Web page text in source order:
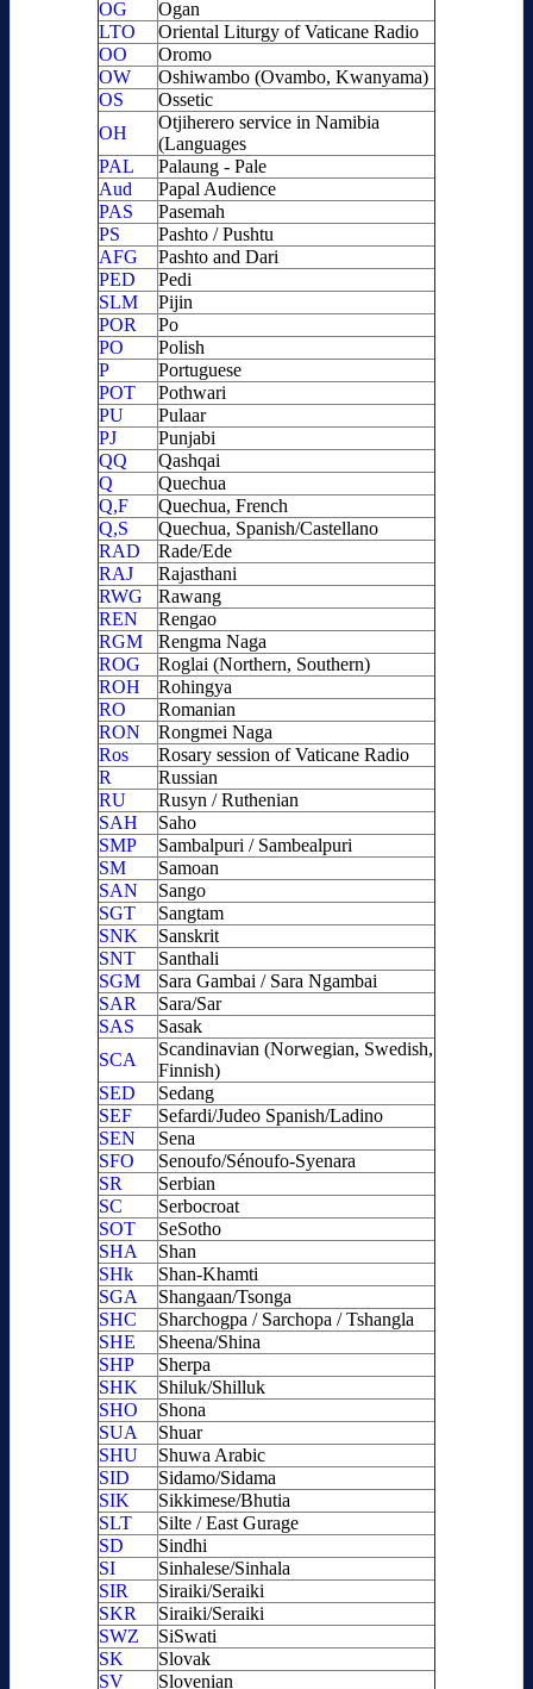
OG
Ogan
LTO
Oriental Liturgy of Vaticane Radio
OO
Oromo
OW
Oshiwambo (Ovambo, Kwanyama)
OS
Ossetic
OH
Otjiherero service in Namibia
(Languages
PAL
Palaung - Pale
Aud
Papal Audience
PAS
Pasemah
PS
Pashto / Pushtu
AFG
Pashto and Dari
PED
Pedi
SLM
Pijin
POR
Po
PO
Polish
P
Portuguese
POT
Pothwari
PU
Pulaar
PJ
Punjabi
QQ
Qashqai
Q
Quechua
Q,F
Quechua, French
Q,S
Quechua, Spanish/Castellano
RAD
Rade/Ede
RAJ
Rajasthani
RWG
Rawang
REN
Rengao
RGM
Rengma Naga
ROG
Roglai (Northern, Southern)
ROH
Rohingya
RO
Romanian
RON
Rongmei Naga
Ros
Rosary session of Vaticane Radio
R
Russian
RU
Rusyn / Ruthenian
SAH
Saho
SMP
Sambalpuri / Sambealpuri
SM
Samoan
SAN
Sango
SGT
Sangtam
SNK
Sanskrit
SNT
Santhali
SGM
Sara Gambai / Sara Ngambai
SAR
Sara/Sar
SAS
Sasak
SCA
Scandinavian (Norwegian, Swedish,
Finnish)
SED
Sedang
SEF
Sefardi/Judeo Spanish/Ladino
SEN
Sena
SFO
Senoufo/Sénoufo-Syenara
SR
Serbian
SC
Serbocroat
SOT
SeSotho
SHA
Shan
SHk
Shan-Khamti
SGA
Shangaan/Tsonga
SHC
Sharchogpa / Sarchopa / Tshangla
SHE
Sheena/Shina
SHP
Sherpa
SHK
Shiluk/Shilluk
SHO
Shona
SUA
Shuar
SHU
Shuwa Arabic
SID
Sidamo/Sidama
SIK
Sikkimese/Bhutia
SLT
Silte / East Gurage
SD
Sindhi
SI
Sinhalese/Sinhala
SIR
Siraiki/Seraiki
SKR
Siraiki/Seraiki
SWZ
SiSwati
SK
Slovak
SV
Slovenian